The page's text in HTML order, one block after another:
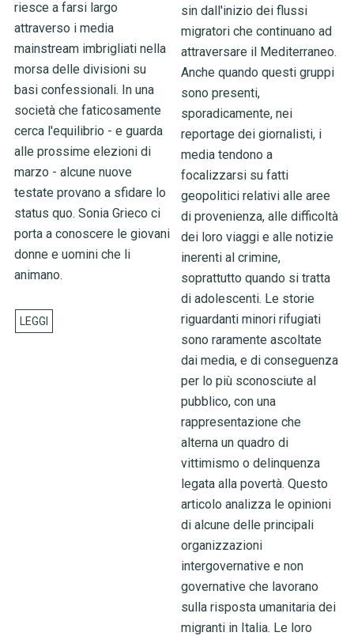
riesce a farsi largo
attraverso i media
mainstream imbrigliati nella
morsa delle divisioni su
basi confessionali. In una
società che faticosamente
cerca l'equilibrio - e guarda
alle prossime elezioni di
marzo - alcune nuove
testate provano a sfidare lo
status quo. Sonia Grieco ci
porta a conoscere le giovani
donne e uomini che li
animano.
sin dall'inizio dei flussi
migratori che continuano ad
attraversare il Mediterraneo.
Anche quando questi gruppi
sono presenti,
sporadicamente, nei
reportage dei giornalisti, i
media tendono a
focalizzarsi su fatti
geopolitici relativi alle aree
di provenienza, alle difficoltà
dei loro viaggi e alle notizie
inerenti al crimine,
soprattutto quando si tratta
di adolescenti. Le storie
riguardanti minori rifugiati
sono raramente ascoltate
dai media, e di conseguenza
per lo più sconosciute al
pubblico, con una
rappresentazione che
alterna un quadro di
vittimismo o delinquenza
legata alla povertà. Questo
articolo analizza le opinioni
di alcune delle principali
organizzazioni
intergovernative e non
governative che lavorano
sulla risposta umanitaria dei
migranti in Italia. Le loro